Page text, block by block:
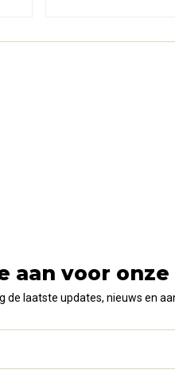
beschikbaarheid.
aan voor
de laatste updates, nieuws en